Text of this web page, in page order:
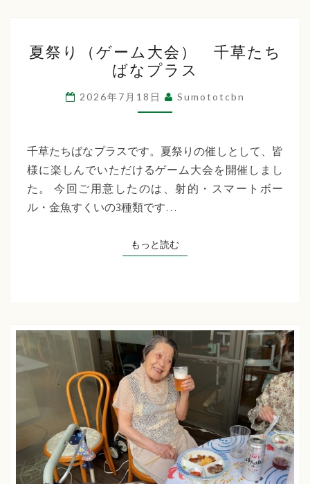
祭
り
（ゲ
ー
大
会）
千
草
ち
ス
夏祭り（ゲーム大会） 千草たち
ばなプラス
2026年7月18日 Sumototcbn
千草たちばなプラスです。夏祭りの催しとして、皆
様に楽しんでいただけるゲーム大会を開催しまし
た。 今回ご用意したのは、射的・スマートボー
ル・金魚すくいの3種類です…
もっと読むもっと読む